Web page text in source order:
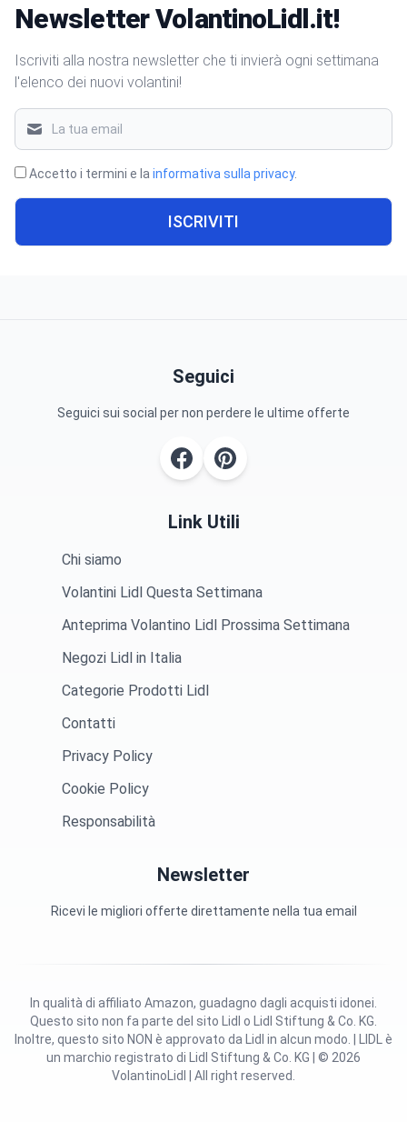
Newsletter VolantinoLidl.it!
Iscriviti alla nostra newsletter che ti invierà ogni settimana
l'elenco dei nuovi volantini!
Accetto i termini e la informativa sulla privacy.
ISCRIVITI
Seguici
Seguici sui social per non perdere le ultime offerte
Link Utili
Chi siamo
Volantini Lidl Questa Settimana
Anteprima Volantino Lidl Prossima Settimana
Negozi Lidl in Italia
Categorie Prodotti Lidl
Contatti
Privacy Policy
Cookie Policy
Responsabilità
Newsletter
Ricevi le migliori offerte direttamente nella tua email
Questo sito non fa parte del sito Lidl o Lidl Stiftung & Co. KG.
Inoltre, questo sito NON è approvato da Lidl in alcun modo. | LIDL è
un marchio registrato di Lidl Stiftung & Co. KG | © 2026
VolantinoLidl | All right reserved.
In qualità di affiliato Amazon, guadagno dagli acquisti idonei.